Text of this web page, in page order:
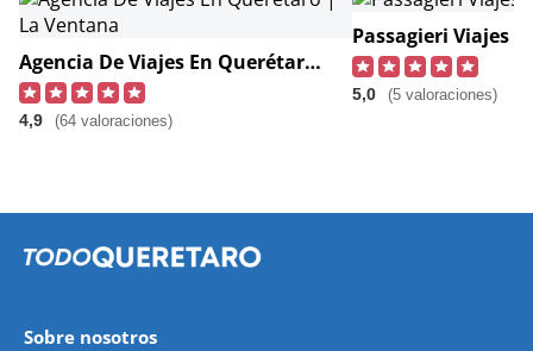
Agencia De Viajes En Querétaro | La Ventana
4,9 (64 valoraciones)
Passagieri Viajes
5,0 (5 valoraciones)
Sobre nosotros